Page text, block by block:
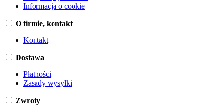
Informacja o cookie
O firmie, kontakt
Kontakt
Dostawa
Płatności
Zasady wysyłki
Zwroty